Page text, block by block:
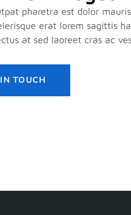
pharetra est dolor
erat lorem sagittis
at sed laoreet cras ac
TOUCH